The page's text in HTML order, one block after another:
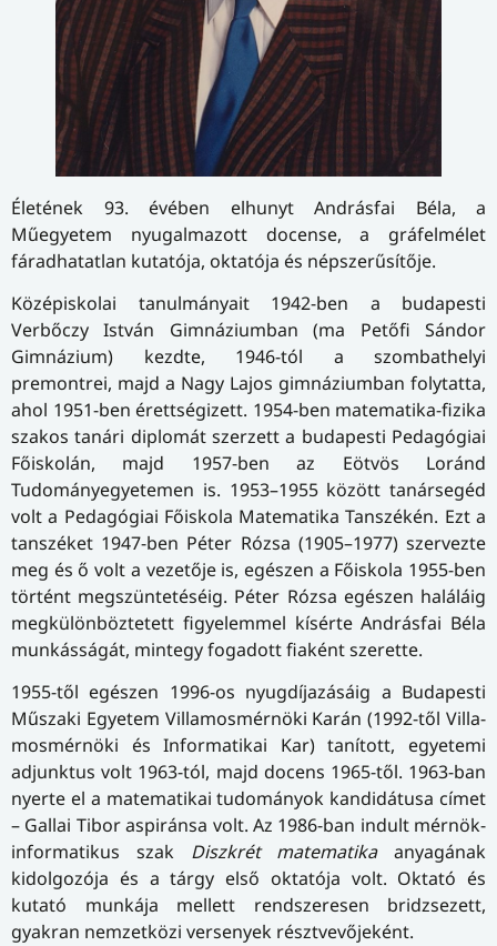
Életének 93. évében elhunyt Andrásfai Béla, a
Műegyetem nyugalmazott docense, a gráfelmélet
fáradhatatlan kutatója, oktatója és népszerűsítője.
Középiskolai tanulmányait 1942-ben a budapesti
Verbőczy István Gimnáziumban (ma Petőfi Sándor
Gimnázium) kezdte, 1946-tól a szombathelyi
premontrei, majd a Nagy Lajos gimnáziumban folytatta,
ahol 1951-ben érettségizett. 1954-ben matematika-fizika
szakos tanári diplomát szerzett a budapesti Pedagógiai
Főiskolán, majd 1957-ben az Eötvös Loránd
Tudományegyetemen is. 1953–1955 között tanársegéd
volt a Pedagógiai Főiskola Matematika Tanszékén. Ezt a
tanszéket 1947-ben Péter Rózsa (1905–1977) szervezte
meg és ő volt a vezetője is, egészen a Főiskola 1955-ben
történt megszüntetéséig. Péter Rózsa egészen haláláig
megkülönböztetett figyelemmel kísérte Andrásfai Béla
munkásságát, mintegy fogadott fiaként szerette.
1955-től egészen 1996-os nyugdíjazásáig a Budapesti
Műszaki Egyetem Vil­la­mos­mér­nö­ki Karán (1992-től Vil­la­
mos­mér­nö­ki és Informatikai Kar) tanított, egyetemi
adjunktus volt 1963-tól, majd docens 1965-től. 1963-ban
nyerte el a matematikai tudományok kandidátusa címet
– Gallai Tibor aspiránsa volt. Az 1986-ban indult mérnök-
informatikus szak Diszkrét matematikaanyagának
kidolgozója és a tárgy első oktatója volt. Oktató és
kutató munkája mellett rendszeresen bridzsezett,
gyakran nemzetközi versenyek résztvevőjeként.